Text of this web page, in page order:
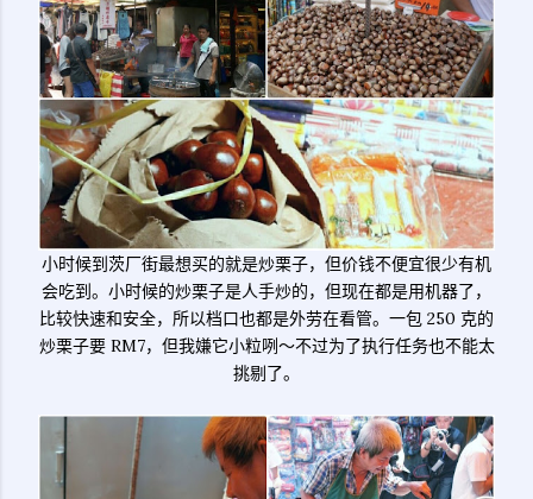
小时候到茨厂街最想买的就是炒栗子，但价钱不便宜很少有机
会吃到。小时候的炒栗子是人手炒的，但现在都是用机器了，
比较快速和安全，所以档口也都是外劳在看管。一包 250 克的
炒栗子要 RM7，但我嫌它小粒咧～不过为了执行任务也不能太
挑剔了。